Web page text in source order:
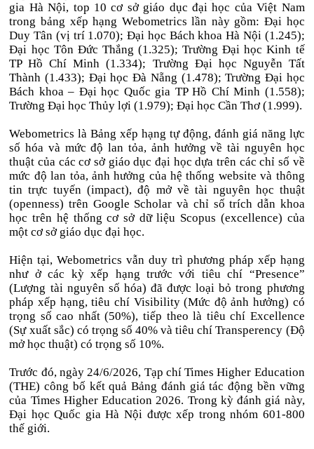
gia Hà Nội, top 10 cơ sở giáo dục đại học của Việt Nam
trong bảng xếp hạng Webometrics lần này gồm: Đại học
Duy Tân (vị trí 1.070); Đại học Bách khoa Hà Nội (1.245);
Đại học Tôn Đức Thắng (1.325); Trường Đại học Kinh tế
TP Hồ Chí Minh (1.334); Trường Đại học Nguyễn Tất
Thành (1.433); Đại học Đà Nẵng (1.478); Trường Đại học
Bách khoa – Đại học Quốc gia TP Hồ Chí Minh (1.558);
Trường Đại học Thủy lợi (1.979); Đại học Cần Thơ (1.999).
Webometrics là Bảng xếp hạng tự động, đánh giá năng lực
số hóa và mức độ lan tỏa, ảnh hưởng về tài nguyên học
thuật của các cơ sở giáo dục đại học dựa trên các chỉ số về
mức độ lan tỏa, ảnh hưởng của hệ thống website và thông
tin trực tuyến (impact), độ mở về tài nguyên học thuật
(openness) trên Google Scholar và chỉ số trích dẫn khoa
học trên hệ thống cơ sở dữ liệu Scopus (excellence) của
một cơ sở giáo dục đại học.
Hiện tại, Webometrics vẫn duy trì phương pháp xếp hạng
như ở các kỳ xếp hạng trước với tiêu chí “Presence”
(Lượng tài nguyên số hóa) đã được loại bỏ trong phương
pháp xếp hạng, tiêu chí Visibility (Mức độ ảnh hưởng) có
trọng số cao nhất (50%), tiếp theo là tiêu chí Excellence
(Sự xuất sắc) có trọng số 40% và tiêu chí Transperency (Độ
mở học thuật) có trọng số 10%.
Trước đó, ngày 24/6/2026, Tạp chí Times Higher Education
(THE) công bố kết quả Bảng đánh giá tác động bền vững
của Times Higher Education 2026. Trong kỳ đánh giá này,
Đại học Quốc gia Hà Nội được xếp trong nhóm 601-800
thế giới.